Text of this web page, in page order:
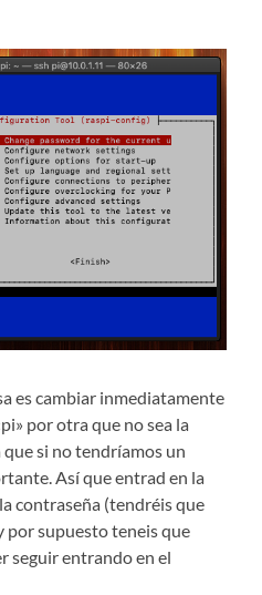
es cambiar inmediatamente
por otra que no sea la
si no tendríamos un
Así que entrad en la
contraseña (tendréis que
por supuesto teneis que
seguir entrando en el